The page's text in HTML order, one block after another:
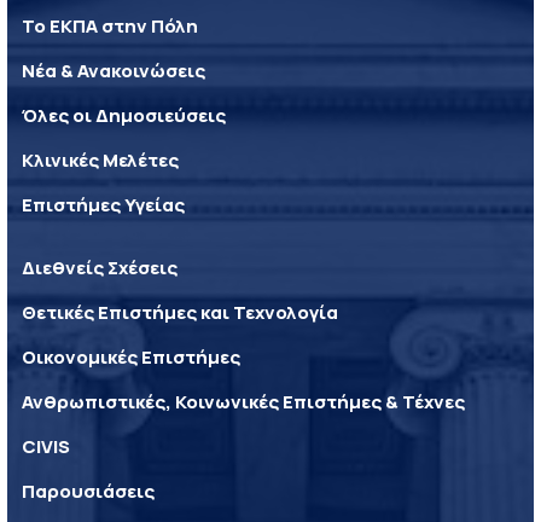
Το ΕΚΠΑ στην Πόλη
Νέα & Ανακοινώσεις
Όλες οι Δημοσιεύσεις
Κλινικές Μελέτες
Επιστήμες Υγείας
Διεθνείς Σχέσεις
Θετικές Επιστήμες και Τεχνολογία
Οικονομικές Επιστήμες
Ανθρωπιστικές, Κοινωνικές Επιστήμες & Τέχνες
CIVIS
Παρουσιάσεις